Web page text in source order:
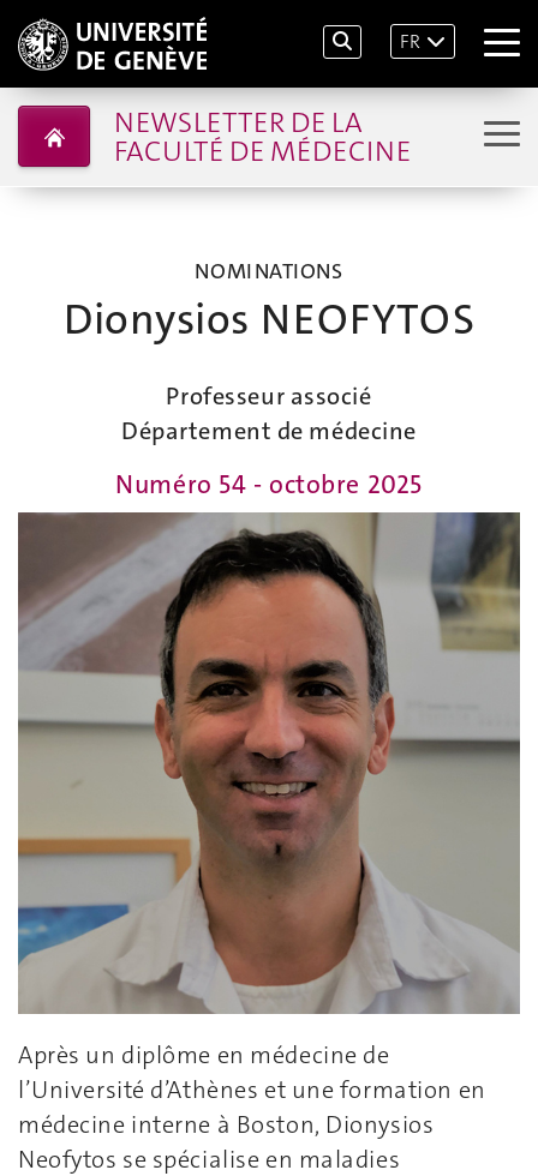
FR
NEWSLETTER DE LA
FACULTÉ DE MÉDECINE
NOMINATIONS
Dionysios NEOFYTOS
Professeur associé
Département de médecine
Numéro 54 - octobre 2025
Après un diplôme en médecine de
l’Université d’Athènes et une formation en
médecine interne à Boston, Dionysios
Neofytos se spécialise en maladies